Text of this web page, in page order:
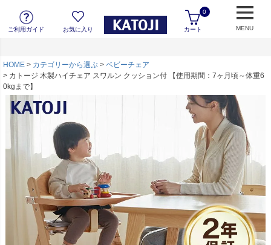
ご利用ガイド お気に入り カート
0
MENU
HOME カテゴリーから選ぶ
ベビーチェア
カトージ 木製ハイチェア スワルン クッション付 【使用期間：7ヶ月頃～体重6
0kgまで】